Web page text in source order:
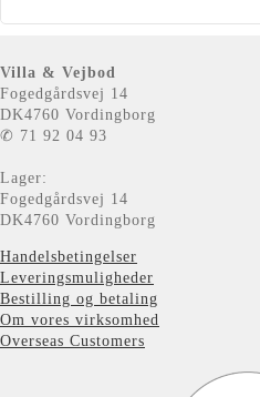
Villa & Vejbod
Fogedgårdsvej 14
DK4760 Vordingborg
✆ 71 92 04 93
Lager:
Fogedgårdsvej 14
DK4760 Vordingborg
Handelsbetingelser
Leveringsmuligheder
Bestilling og betaling
Om vores virksomhed
Overseas Customers